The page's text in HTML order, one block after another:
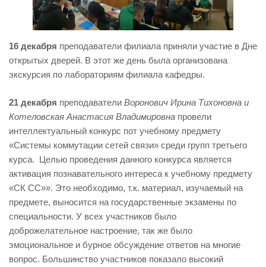
16 декабря преподаватели филиала приняли участие в Дне
открытых дверей. В этот же день была организована
экскурсия по лабораториям филиала кафедры.
21 декабря преподаватели Воронович Ирина Тихоновна и
Котеловская Анастасия Владимировна провели
интеллектуальный конкурс пот учебному предмету
«Системы коммутации сетей связи» среди групп третьего
курса. Целью проведения данного конкурса является
активация познавательного интереса к учебному предмету
«СК СС»». Это необходимо, т.к. материал, изучаемый на
предмете, выносится на государственные экзамены по
специальности. У всех участников было
доброжелательное настроение, так же было
эмоциональное и бурное обсуждение ответов на многие
вопрос. Большинство участников показало высокий